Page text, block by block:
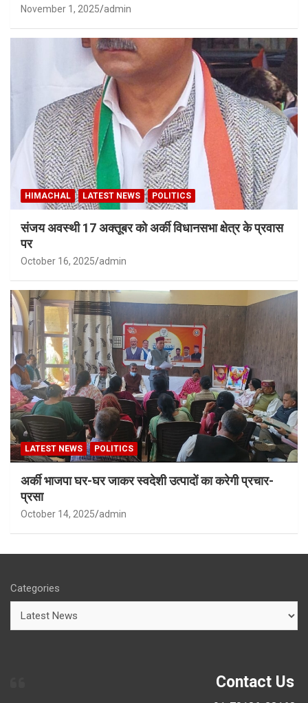
November 1, 2025 admin
HIMACHAL LATEST NEWS POLITICS
संजय अवस्थी 17 अक्तूबर को अर्की विधानसभा क्षेत्र के प्रवास
पर
October 16, 2025 admin
LATEST NEWS POLITICS
अर्की भाजपा घर-घर जाकर स्वदेशी उत्पादों का करेगी प्रचार-
प्रसा
October 14, 2025 admin
Categories
Contact Us